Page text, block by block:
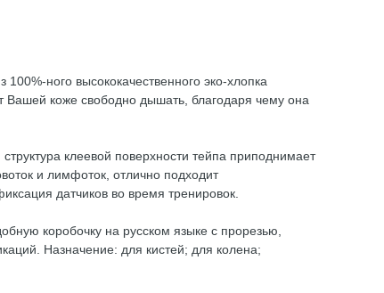
ного высококачественного эко-хлопка
Вашей коже свободно дышать, благодаря чему она
клеевой поверхности тейпа приподнимает
и лимфоток, отлично подходит
датчиков во время тренировок.
коробочку на русском языке с прорезью,
Назначение: для кистей; для колена;